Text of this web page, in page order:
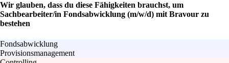
Wir glauben, dass du diese Fähigkeiten brauchst, um
Sachbearbeiter/in Fondsabwicklung (m/w/d) mit Bravour zu
bestehen
Fondsabwicklung
Provisionsmanagement